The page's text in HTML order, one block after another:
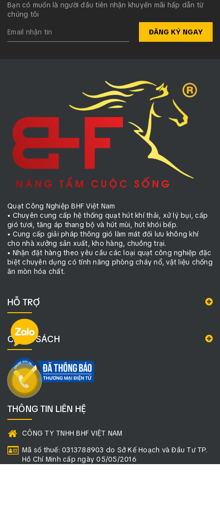
Bạn có muốn là người đầu tiên nhận khuyến mãi hấp dẫn từ
chúng tôi
ĐĂNG KÝ NGAY
Quạt Công Nghiệp BHF Việt Nam
• Chuyên cung cấp hệ thống quạt hút khí thải, xử lý bụi, cấp
gió tươi, tăng áp thang bộ và hút mùi, hút khói bếp.
• Cung cấp giải pháp thông gió làm mát đối lưu không khí
cho nhà xưởng sản xuất, kho hàng, chuồng trại.
• Nhận đặt hàng theo yêu cầu các loại quạt công nghiệp đặc
biệt chuyên dụng có tính năng phòng cháy nổ, vật liệu chống
ăn mòn hóa chất.
HỖ TRỢ
CHÍNH SÁCH
THÔNG TIN LIÊN HỆ
CÔNG TY TNHH BHF VIỆT NAM
Mã số thuế: 0313788903 do Sở Kế Hoạch và Đầu Tư TP.
Hồ Chí Minh cấp ngày 05/05/2016